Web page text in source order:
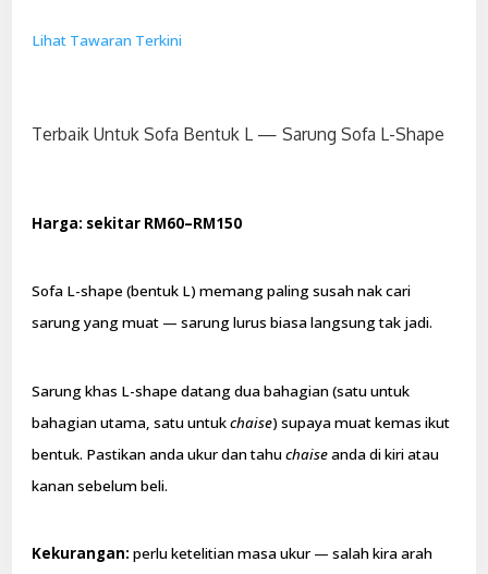
Lihat Tawaran Terkini
Terbaik Untuk Sofa Bentuk L — Sarung Sofa L-Shape
Harga: sekitar RM60–RM150
Sofa L-shape (bentuk L) memang paling susah nak cari
sarung yang muat — sarung lurus biasa langsung tak jadi.
Sarung khas L-shape datang dua bahagian (satu untuk
bahagian utama, satu untukchaise) supaya muat kemas ikut
bentuk. Pastikan anda ukur dan tahuchaiseanda di kiri atau
kanan sebelum beli.
Kekurangan: perlu ketelitian masa ukur — salah kira arah